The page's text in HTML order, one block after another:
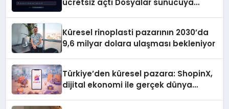
ücretsiz açtı Dosyalar sunucuya
Küresel rinoplasti pazarının 2030’da
9,6 milyar dolara ulaşması bekleniyor
Türkiye’den küresel pazara: ShopinX,
dijital ekonomi ile gerçek dünya